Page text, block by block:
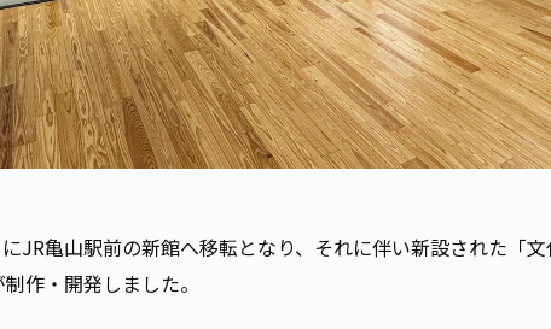
JR亀山駅前の新館へ移転となり、それに伴い新設された「
作・開発しました。